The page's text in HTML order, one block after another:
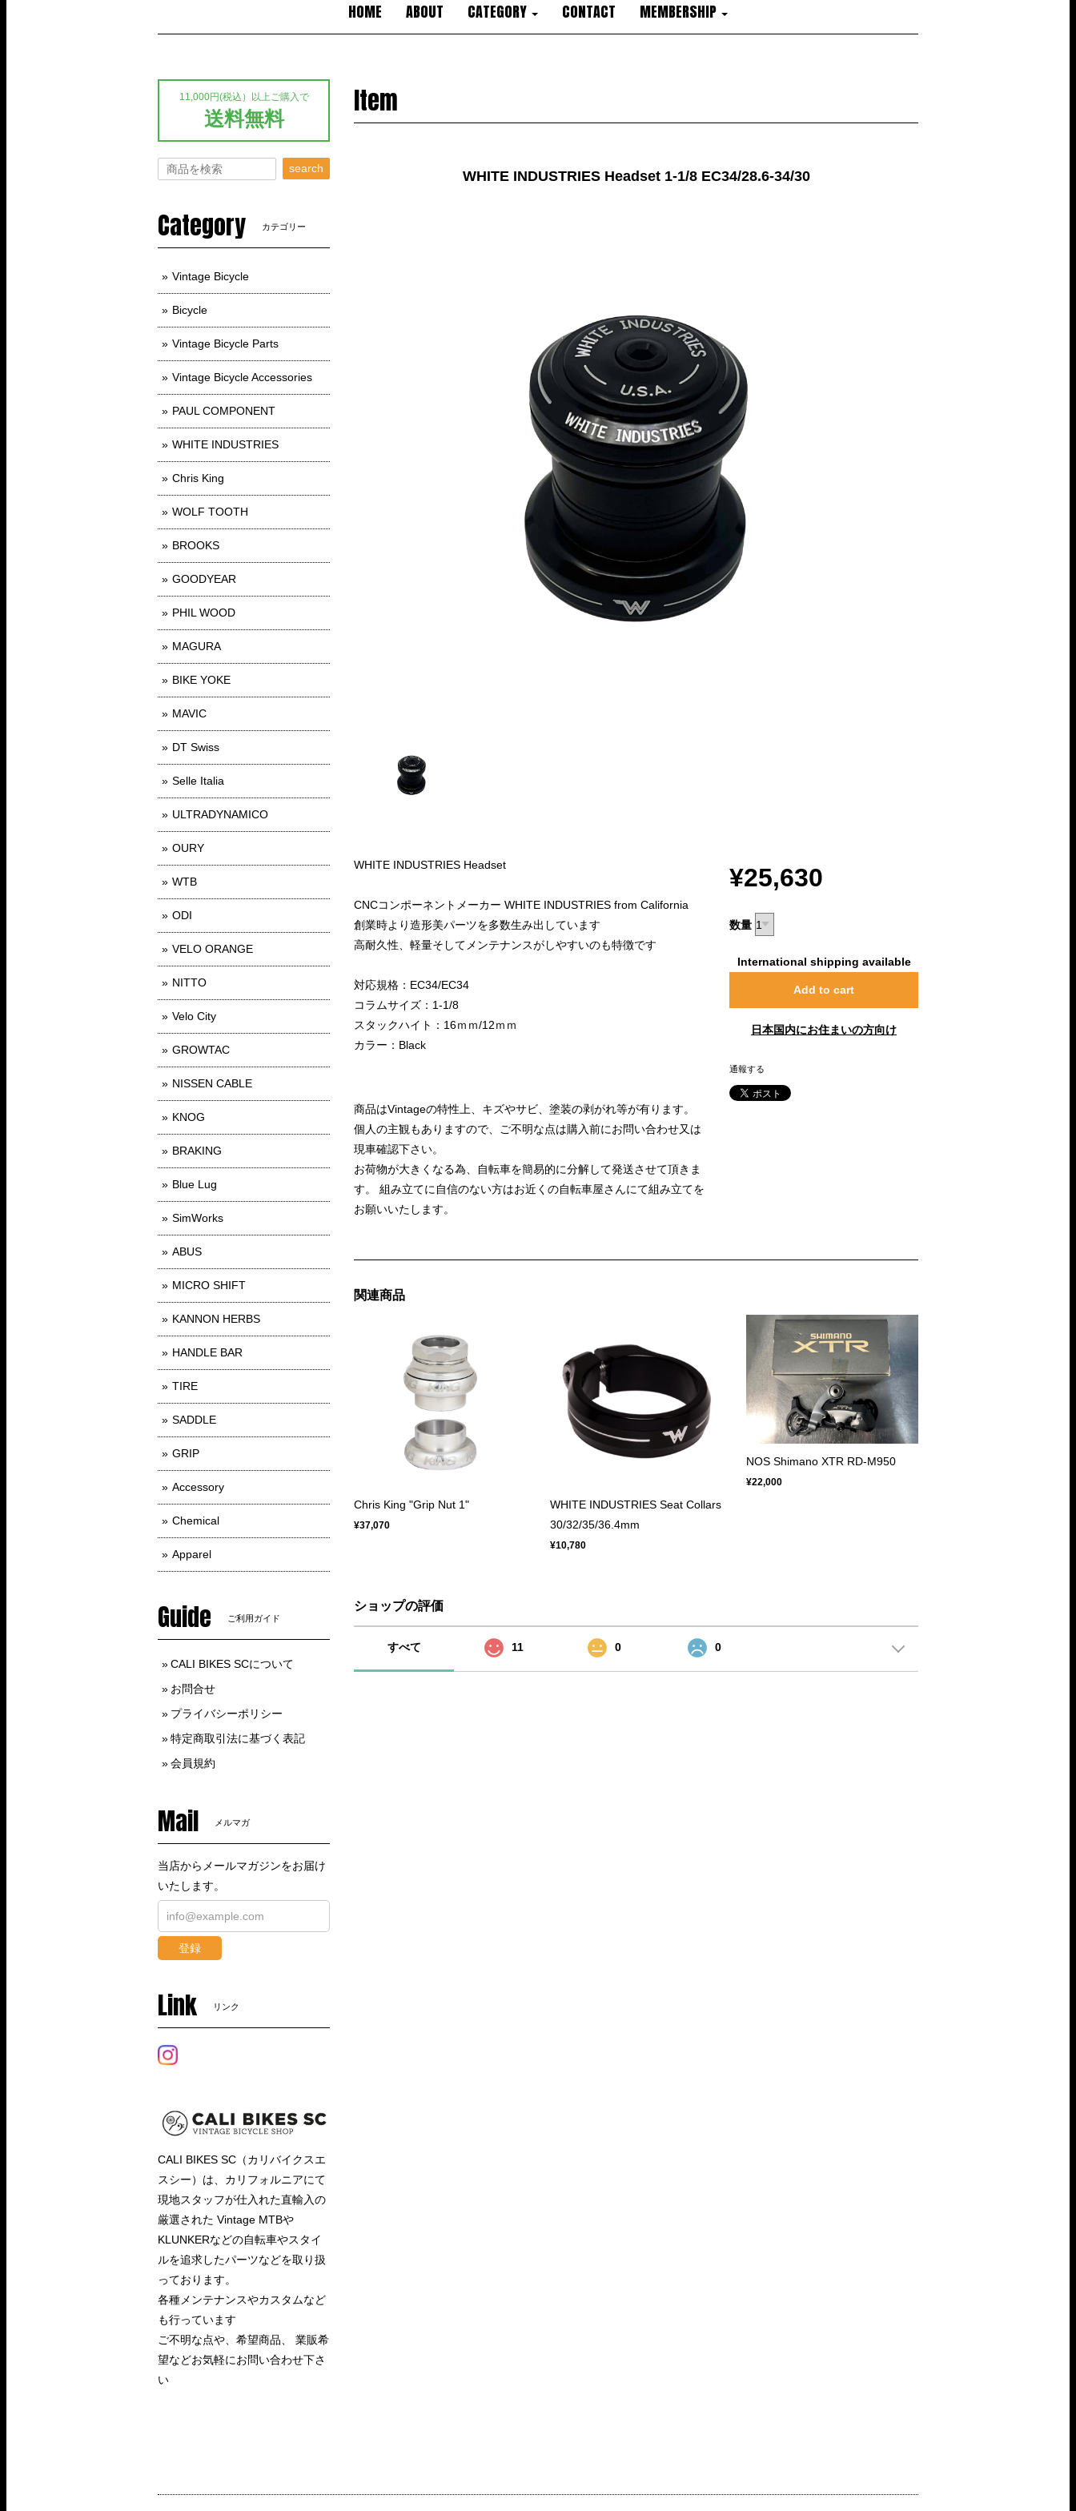
HOME ABOUT CATEGORY CONTACT MEMBERSHIP
Item
WHITE INDUSTRIES Headset 1-1/8 EC34/28.6-34/30
WHITE INDUSTRIES Headset
CNCコンポーネントメーカー WHITE INDUSTRIES from California
創業時より造形美パーツを多数生み出しています
高耐久性、軽量そしてメンテナンスがしやすいのも特徴です
対応規格：EC34/EC34
コラムサイズ：1-1/8
スタックハイト：16ｍｍ/12ｍｍ
カラー：Black
商品はVintageの特性上、キズやサビ、塗装の剥がれ等が有ります。
個人の主観もありますので、ご不明な点は購入前にお問い合わせ又は
現車確認下さい。
お荷物が大きくなる為、自転車を簡易的に分解して発送させて頂きま
す。 組み立てに自信のない方はお近くの自転車屋さんにて組み立てを
お願いいたします。
¥25,630
数量
International shipping available
Add to cart
日本国内にお住まいの方向け
通報する
関連商品
Chris King "Grip Nut 1"
¥37,070
WHITE INDUSTRIES Seat Collars
30/32/35/36.4mm
¥10,780
NOS Shimano XTR RD-M950
¥22,000
ショップの評価
すべて 11 0 0
11,000円(税込）以上ご購入で
送料無料
search
Category カテゴリー
Vintage Bicycle
Bicycle
Vintage Bicycle Parts
Vintage Bicycle Accessories
PAUL COMPONENT
WHITE INDUSTRIES
Chris King
WOLF TOOTH
BROOKS
GOODYEAR
PHIL WOOD
MAGURA
BIKE YOKE
MAVIC
DT Swiss
Selle Italia
ULTRADYNAMICO
OURY
WTB
ODI
VELO ORANGE
NITTO
Velo City
GROWTAC
NISSEN CABLE
KNOG
BRAKING
Blue Lug
SimWorks
ABUS
MICRO SHIFT
KANNON HERBS
HANDLE BAR
TIRE
SADDLE
GRIP
Accessory
Chemical
Apparel
Guide ご利用ガイド
CALI BIKES SCについて
お問合せ
プライバシーポリシー
特定商取引法に基づく表記
会員規約
Mail メルマガ
当店からメールマガジンをお届け
いたします。
登録
Link リンク
CALI BIKES SC（カリバイクスエ
スシー）は、カリフォルニアにて
現地スタッフが仕入れた直輸入の
厳選された Vintage MTBや
KLUNKERなどの自転車やスタイ
ルを追求したパーツなどを取り扱
っております。
各種メンテナンスやカスタムなど
も行っています
ご不明な点や、希望商品、 業販希
望などお気軽にお問い合わせ下さ
い